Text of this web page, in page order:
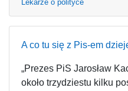
Lekarze o polityce
A co tu się z Pis-em
„Prezes PiS Jarosław
około trzydziestu kilku